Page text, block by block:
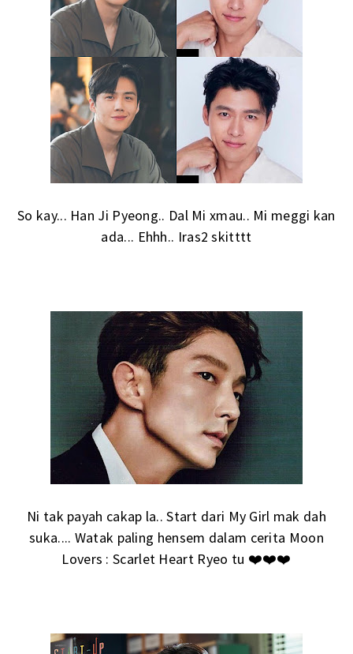
So kay... Han Ji Pyeong.. Dal Mi xmau.. Mi meggi kan
ada... Ehhh.. Iras2 skitttt
Ni tak payah cakap la.. Start dari My Girl mak dah
suka.... Watak paling hensem dalam cerita Moon
Lovers : Scarlet Heart Ryeo tu ❤️❤️❤️